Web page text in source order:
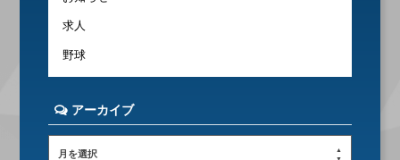
求人
野球
アーカイブ
月を選択